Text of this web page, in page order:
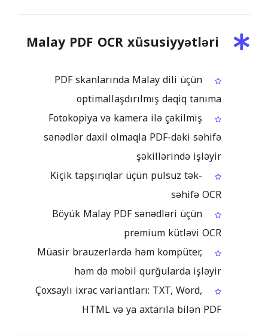
Malay PDF OCR xüsusiyyətləri
PDF skanlarında Malay dili üçün
optimallaşdırılmış dəqiq tanıma
Fotokopiya və kamera ilə çəkilmiş
sənədlər daxil olmaqla PDF-dəki səhifə
şəkillərində işləyir
Kiçik tapşırıqlar üçün pulsuz tək-
səhifə OCR
Böyük Malay PDF sənədləri üçün
premium kütləvi OCR
Müasir brauzerlərdə həm kompüter,
həm də mobil qurğularda işləyir
Çoxsaylı ixrac variantları: TXT, Word,
HTML və ya axtarıla bilən PDF